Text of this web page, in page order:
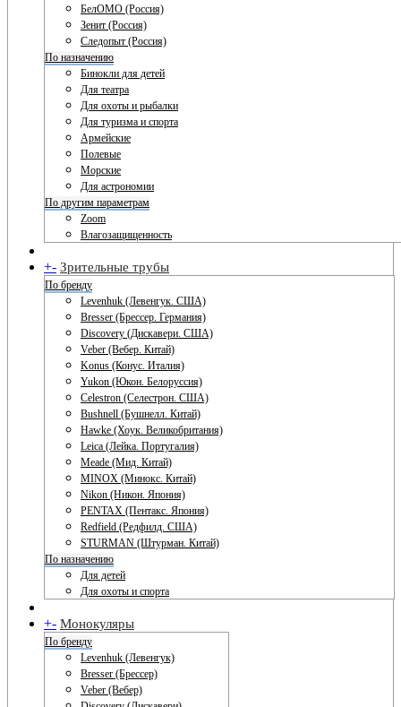
БелОМО (Россия)
Зенит (Россия)
Следопыт (Россия)
По назначению
Бинокли для детей
Для театра
Для охоты и рыбалки
Для туризма и спорта
Армейские
Полевые
Морские
Для астрономии
По другим параметрам
Zoom
Влагозащищенность
+- Зрительные трубы
По бренду
Levenhuk (Левенгук. США)
Bresser (Брессер. Германия)
Discovery (Дискавери. США)
Veber (Вебер. Китай)
Konus (Конус. Италия)
Yukon (Юкон. Белоруссия)
Celestron (Селестрон. США)
Bushnell (Бушнелл. Китай)
Hawke (Хоук. Великобритания)
Leica (Лейка. Португалия)
Meade (Мид. Китай)
MINOX (Минокс. Китай)
Nikon (Никон. Япония)
PENTAX (Пентакс. Япония)
Redfield (Редфилд. США)
STURMAN (Штурман. Китай)
По назначению
Для детей
Для охоты и спорта
+- Монокуляры
По бренду
Levenhuk (Левенгук)
Bresser (Брессер)
Veber (Вебер)